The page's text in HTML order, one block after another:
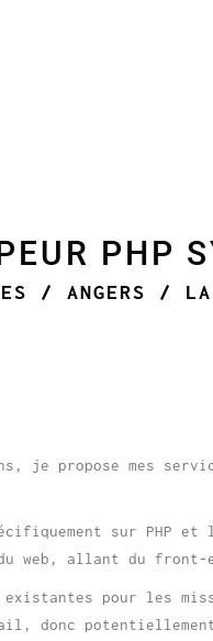
PHP
/ ANGERS /
je propose mes
sur PHP
du web, allant du
existantes pour les
donc